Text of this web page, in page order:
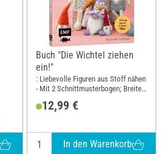
Buch "Die Wichtel ziehen
ein!"
: Liebevolle Figuren aus Stoff nähen
- Mit 2 Schnittmusterbogen; Breite:
12,99 €
In den Warenkorb